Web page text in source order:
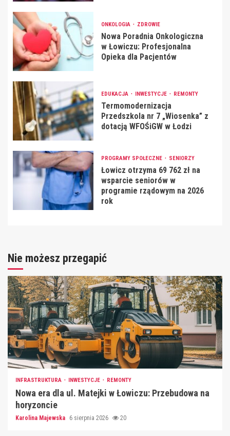
ONKOLOGIA ZDROWIE
Nowa Poradnia Onkologiczna
w Łowiczu: Profesjonalna
Opieka dla Pacjentów
EDUKACJA INWESTYCJE REMONTY
Termomodernizacja
Przedszkola nr 7 „Wiosenka” z
dotacją WFOŚiGW w Łodzi
PROGRAMY SPOŁECZNE SENIORZY
Łowicz otrzyma 69 762 zł na
wsparcie seniorów w
programie rządowym na 2026
rok
Nie możesz przegapić
INFRASTRUKTURA INWESTYCJE REMONTY
Nowa era dla ul. Matejki w Łowiczu: Przebudowa na
horyzoncie
Karolina Majewska 6 sierpnia 2026 20